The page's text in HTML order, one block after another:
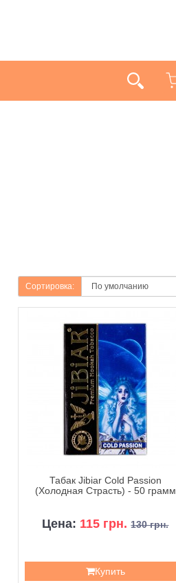
Сортировка:
Табак Jibiar Cold Passion
(Холодная Страсть) - 50 грамм
Цена: 115 грн. 130 грн.
Купить